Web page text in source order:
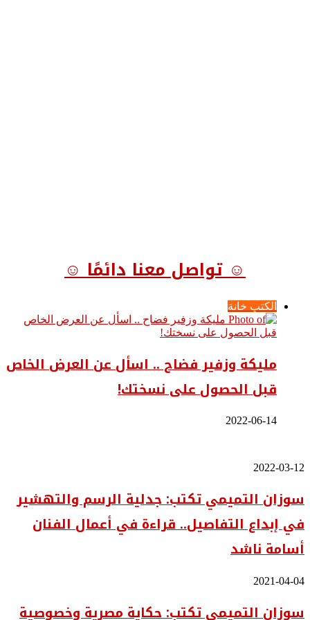
☺ تواصل معنا دائمًا ☺
الكتب خانة
مليكة وزفير فضاح .. اسأل عن العرض الخاص
قبل الحصول على نسختك!
2022-06-14
سوزان
تكتب:
جدلية
الرسم
والتهشير
في
قراءة
أعمال
2022-03-12
سوزان التميمي تكتب: جدلية الرسم والتهشير
في إبداع التفاصيل.. قراءة في أعمال الفنان
أسامة ناشد
سوزان
تكتب:
2021-04-04
سوزان التميمي تكتب: حكاية مصرية وخصوصية